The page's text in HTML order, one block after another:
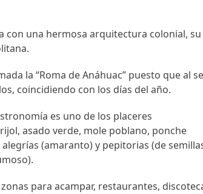
con una hermosa arquitectura colonial, su
la “Roma de Anáhuac” puesto que al
coincidiendo con los días del año.
es uno de los placeres
asado verde, mole poblano, ponche
(amaranto) y pepitorias (de
para acampar, restaurantes,